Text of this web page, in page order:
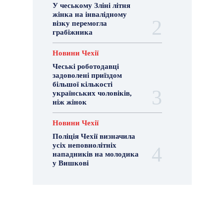
У чеському Зліні літня
жінка на інвалідному
візку перемогла
грабіжника
Новини Чехії
Чеські роботодавці
задоволені приїздом
більшої кількості
українських чоловіків,
ніж жінок
Новини Чехії
Поліція Чехії визначила
усіх неповнолітніх
нападників на молодика
у Вишкові